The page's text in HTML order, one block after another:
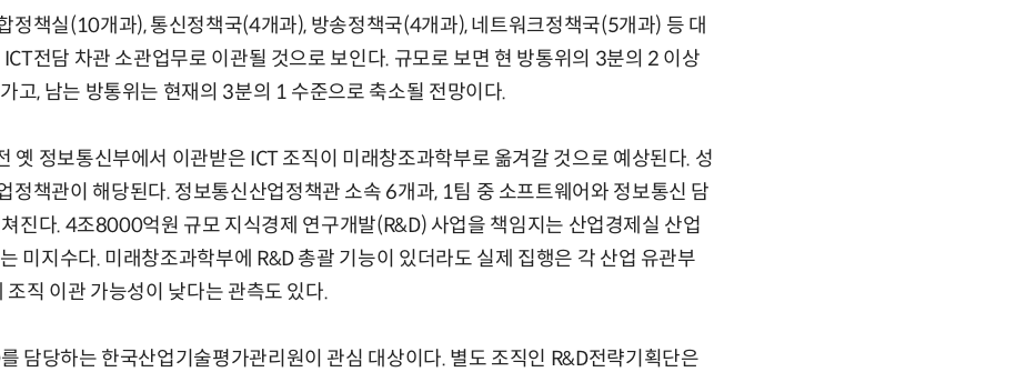
정책실(10개과), 통신정책국(4개과), 방송정책국(4개과), 네트워크정책국(5개과) 등 대
전담 차관 소관업무로 이관될 것으로 보인다. 규모로 보면 현 방통위의 3분의 2 이상
고, 남는 방통위는 현재의 3분의 1 수준으로 축소될 전망이다.
옛 정보통신부에서 이관받은 ICT 조직이 미래창조과학부로 옮겨갈 것으로 예상된다. 성
정책관이 해당된다. 정보통신산업정책관 소속 6개과, 1팀 중 소프트웨어와 정보통신 담
진다. 4조8000억원 규모 지식경제 연구개발(R&D) 사업을 책임지는 산업경제실 산업
미지수다. 미래창조과학부에 R&D 총괄 기능이 있더라도 실제 집행은 각 산업 유관부
조직 이관 가능성이 낮다는 관측도 있다.
담당하는 한국산업기술평가관리원이 관심 대상이다. 별도 조직인 R&D전략기획단은